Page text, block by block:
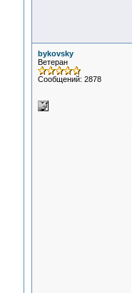
bykovsky
Ветеран
Сообщений: 2878